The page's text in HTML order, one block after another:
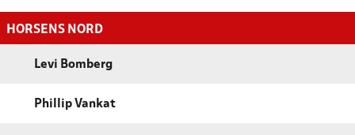
HORSENS NORD
Levi Bomberg
Phillip Vankat